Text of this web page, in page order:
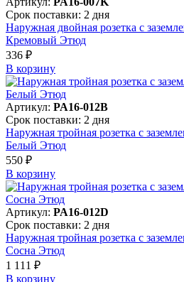
Срок поставки: 2 дня
Наружная двойная розетка с
Кремовый Этюд
336 ₽
В корзинy
Артикул: PA16-012B
Срок поставки: 2 дня
Наружная тройная розетка с
Белый Этюд
550 ₽
В корзинy
Артикул: PA16-012D
Срок поставки: 2 дня
Наружная тройная розетка с
Сосна Этюд
1 111 ₽
В корзинy